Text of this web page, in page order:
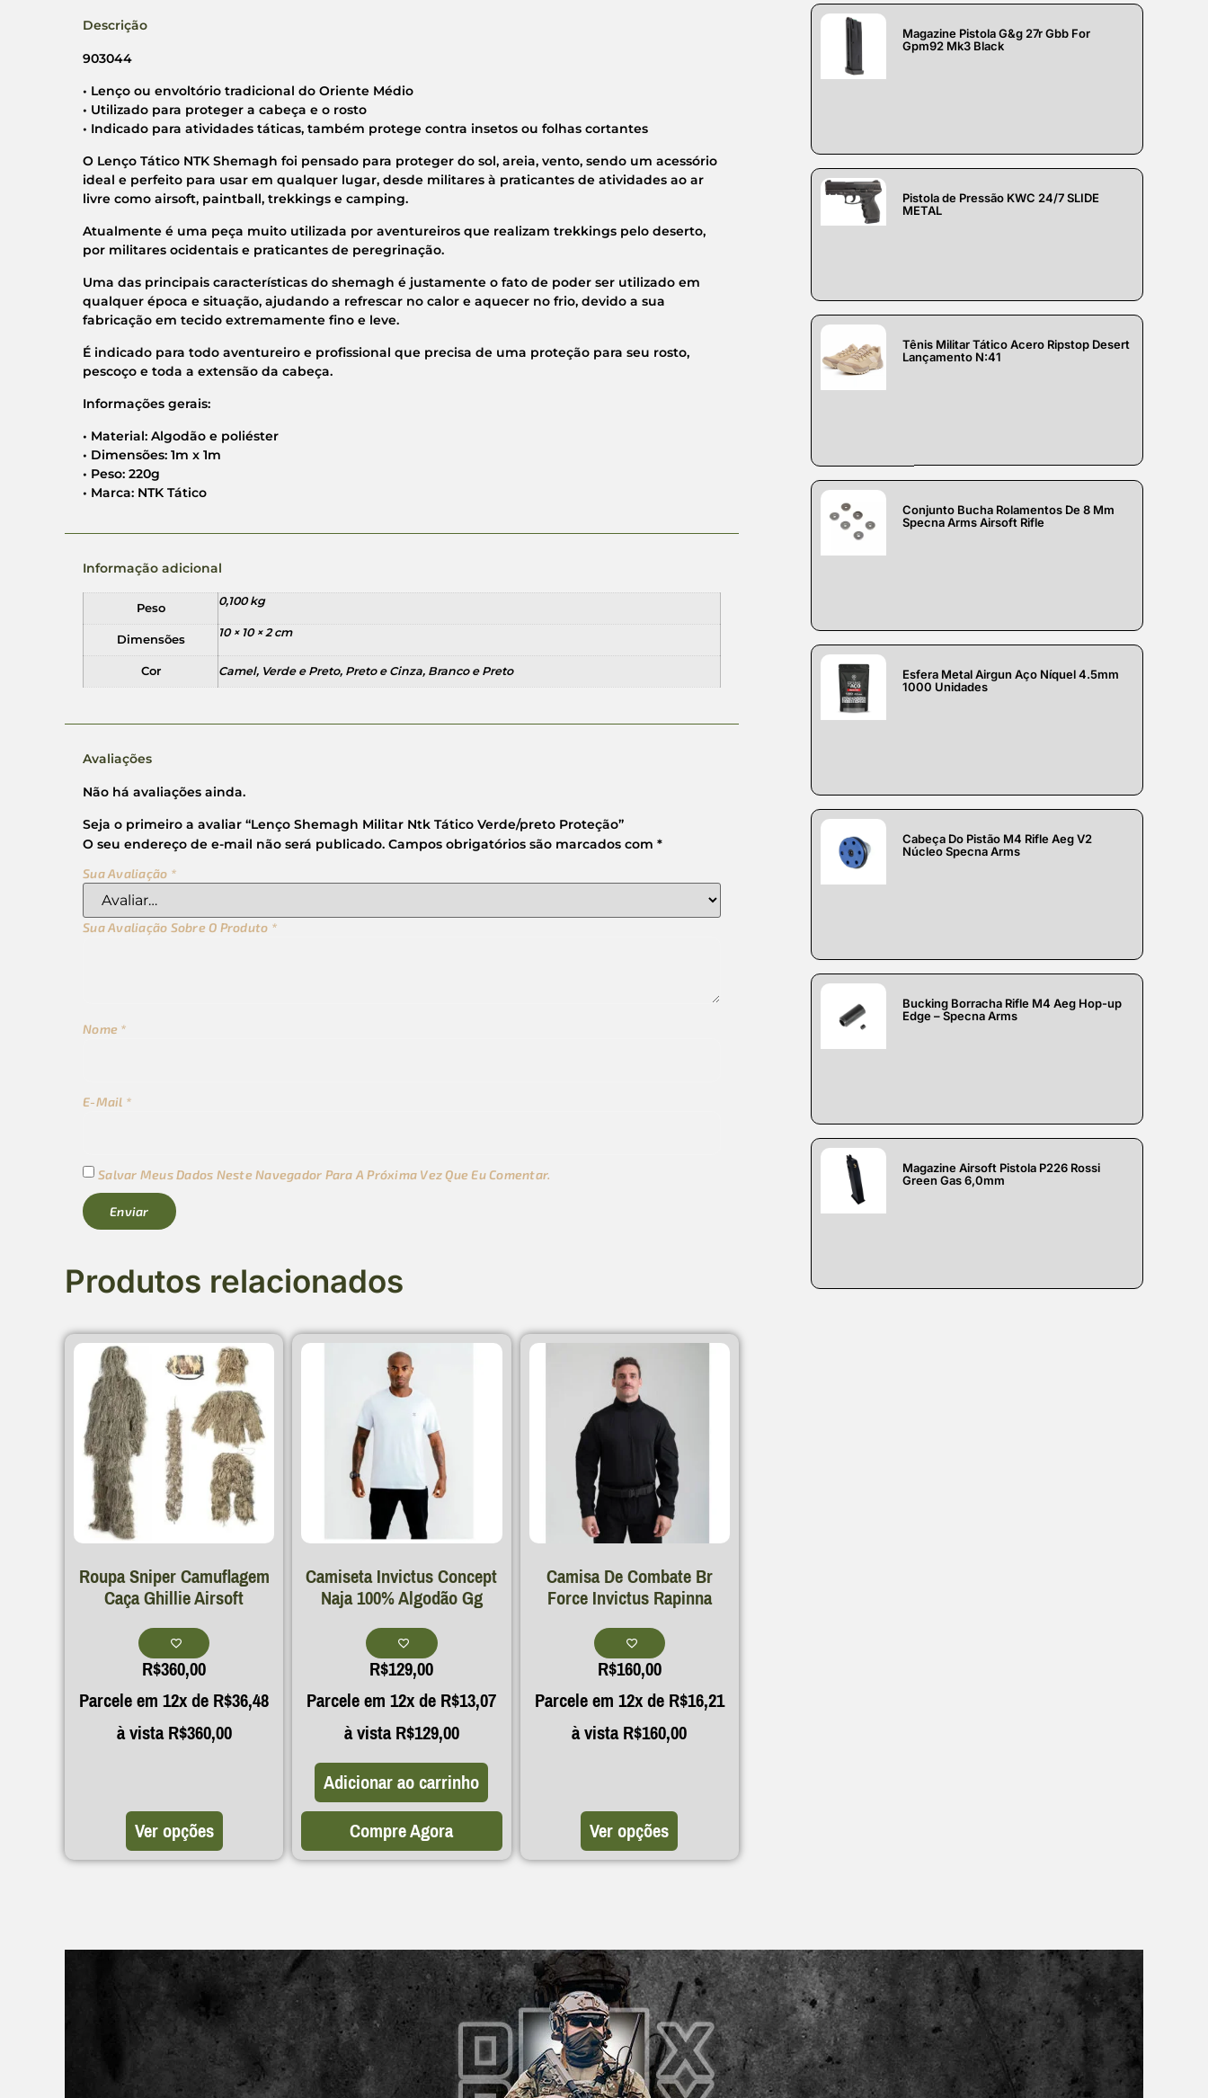
Descrição
903044
• Lenço ou envoltório tradicional do Oriente Médio
• Utilizado para proteger a cabeça e o rosto
• Indicado para atividades táticas, também protege contra insetos ou folhas cortantes
O Lenço Tático NTK Shemagh foi pensado para proteger do sol, areia, vento, sendo um acessório
ideal e perfeito para usar em qualquer lugar, desde militares à praticantes de atividades ao ar
livre como airsoft, paintball, trekkings e camping.
Atualmente é uma peça muito utilizada por aventureiros que realizam trekkings pelo deserto,
por militares ocidentais e praticantes de peregrinação.
Uma das principais características do shemagh é justamente o fato de poder ser utilizado em
qualquer época e situação, ajudando a refrescar no calor e aquecer no frio, devido a sua
fabricação em tecido extremamente fino e leve.
É indicado para todo aventureiro e profissional que precisa de uma proteção para seu rosto,
pescoço e toda a extensão da cabeça.
Informações gerais:
• Material: Algodão e poliéster
• Dimensões: 1m x 1m
• Peso: 220g
• Marca: NTK Tático
Informação adicional
Peso
0,100 kg
Dimensões
10 × 10 × 2 cm
Cor Camel, Verde e Preto, Preto e Cinza, Branco e Preto
Avaliações
Não há avaliações ainda.
Seja o primeiro a avaliar “Lenço Shemagh Militar Ntk Tático Verde/preto Proteção”
O seu endereço de e-mail não será publicado. Campos obrigatórios são marcados com *
Sua Avaliação *
Sua Avaliação Sobre O Produto *
Nome *
E-Mail *
Salvar Meus Dados Neste Navegador Para A Próxima Vez Que Eu Comentar.
Produtos relacionados
Roupa Sniper Camuflagem
Caça Ghillie Airsoft
R$360,00
Parcele em 12x deR$36,48
à vistaR$360,00
Ver opções
Camiseta Invictus Concept
Naja 100% Algodão Gg
R$129,00
Parcele em 12x deR$13,07
à vistaR$129,00
Adicionar ao carrinho
Compre Agora
Camisa De Combate Br
Force Invictus Rapinna
R$160,00
Parcele em 12x deR$16,21
à vistaR$160,00
Ver opções
Magazine Pistola G&g 27r Gbb For
Gpm92 Mk3 Black
Pistola de Pressão KWC 24/7 SLIDE
METAL
Tênis Militar Tático Acero Ripstop Desert
Lançamento N:41
Conjunto Bucha Rolamentos De 8 Mm
Specna Arms Airsoft Rifle
Esfera Metal Airgun Aço Níquel 4.5mm
1000 Unidades
Cabeça Do Pistão M4 Rifle Aeg V2
Núcleo Specna Arms
Bucking Borracha Rifle M4 Aeg Hop-up
Edge – Specna Arms
Magazine Airsoft Pistola P226 Rossi
Green Gas 6,0mm